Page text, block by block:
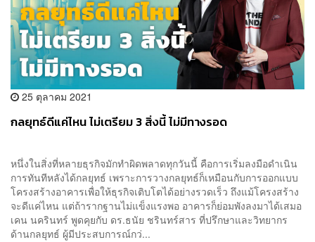
25 ตุลาคม 2021
กลยุทธ์ดีแค่ไหน ไม่เตรียม 3 สิ่งนี้ ไม่มีทางรอด
หนึ่งในสิ่งที่หลายธุรกิจมักทำผิดพลาดทุกวันนี้ คือการเริ่มลงมือดำเนิน
การทันทีหลังได้กลยุทธ์ เพราะการวางกลยุทธ์ก็เหมือนกับการออกแบบ
โครงสร้างอาคารเพื่อให้ธุรกิจเติบโตได้อย่างรวดเร็ว ถึงแม้โครงสร้าง
จะดีแค่ไหน แต่ถ้ารากฐานไม่แข็งแรงพอ อาคารก็ย่อมพังลงมาได้เสมอ
เคน นครินทร์ พูดคุยกับ ดร.ธนัย ชรินทร์สาร ที่ปรึกษาและวิทยากร
ด้านกลยุทธ์ ผู้มีประสบการณ์กว่...